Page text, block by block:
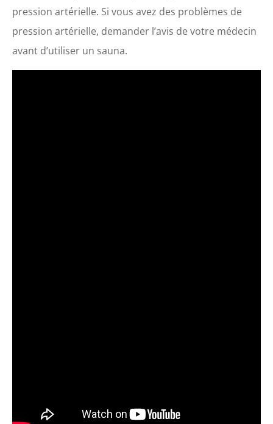
pression artérielle. Si vous avez des problèmes de
pression artérielle, demander l’avis de votre médecin
avant d’utiliser un sauna.